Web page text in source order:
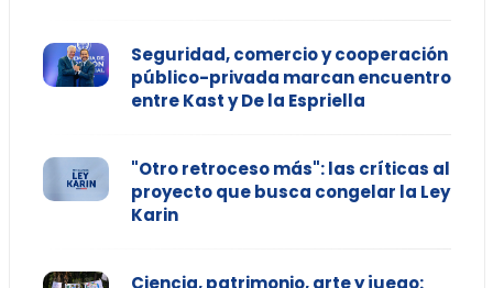
Seguridad, comercio y cooperación
público-privada marcan encuentro
entre Kast y De la Espriella
"Otro retroceso más": las críticas al
proyecto que busca congelar la Ley
Karin
Ciencia, patrimonio, arte y juego: